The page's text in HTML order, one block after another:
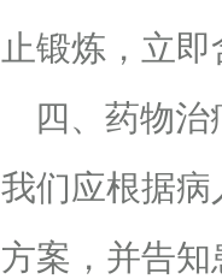
止锻炼，立即
四、药物治
我们应根据
方案，并告